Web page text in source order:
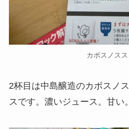
カボスノスス
2杯目は中島醸造のカボスノ
スです。濃いジュース。甘い。